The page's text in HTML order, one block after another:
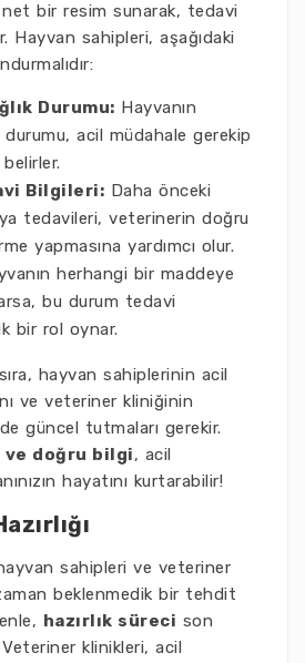
net bir resim sunarak, tedavi
Hayvan sahipleri, aşağıdaki
Durumu: Hayvanın
acil müdahale gerekip
Bilgileri: Daha önceki
tedavileri, veterinerin doğru
yapmasına yardımcı olur.
herhangi bir maddeye
bu durum tedavi
bir rol oynar.
hayvan sahiplerinin acil
ve veteriner kliniğinin
güncel tutmaları gerekir.
ve doğru bilgi, acil
hayatını kurtarabilir!
sahipleri ve veteriner
beklenmedik bir tehdit
hazırlık süreci son
klinikleri, acil